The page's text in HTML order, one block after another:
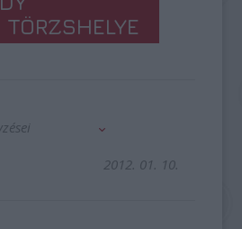
2012. 01. 10.